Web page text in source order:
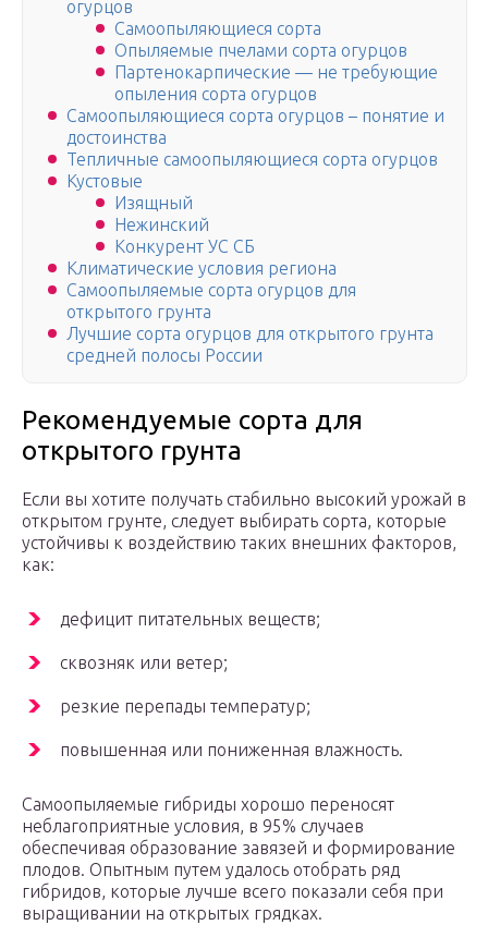
огурцов
Самоопыляющиеся сорта
Опыляемые пчелами сорта огурцов
Партенокарпические — не требующие
опыления сорта огурцов
Самоопыляющиеся сорта огурцов – понятие и
достоинства
Тепличные самоопыляющиеся сорта огурцов
Кустовые
Изящный
Нежинский
Конкурент УС СБ
Климатические условия региона
Самоопыляемые сорта огурцов для
открытого грунта
Лучшие сорта огурцов для открытого грунта
средней полосы России
Рекомендуемые сорта для
открытого грунта
Если вы хотите получать стабильно высокий урожай в
открытом грунте, следует выбирать сорта, которые
устойчивы к воздействию таких внешних факторов,
как:
дефицит питательных веществ;
сквозняк или ветер;
резкие перепады температур;
повышенная или пониженная влажность.
Самоопыляемые гибриды хорошо переносят
неблагоприятные условия, в 95% случаев
обеспечивая образование завязей и формирование
плодов. Опытным путем удалось отобрать ряд
гибридов, которые лучше всего показали себя при
выращивании на открытых грядках.